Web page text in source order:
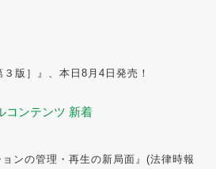
版］』、本日8月4日発売！
コンテンツ 新着
ョンの管理・再生の新局面』(法律時報